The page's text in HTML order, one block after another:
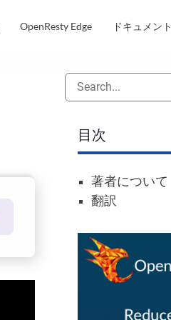
OpenResty Edge ドキュメント
目次
著者について
翻訳